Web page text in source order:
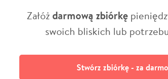
Załóżdarmową zbiórkę
swoich bliskich lub
Stwórz zbiórkę - za darmo